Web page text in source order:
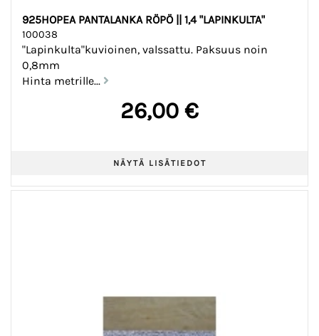
925HOPEA PANTALANKA RÖPÖ || 1,4 "LAPINKULTA"
100038
"Lapinkulta"kuvioinen, valssattu. Paksuus noin
0,8mm
Hinta metrille...
26,00 €